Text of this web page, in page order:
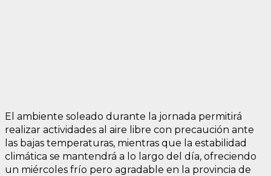
El ambiente soleado durante la jornada permitirá
realizar actividades al aire libre con precaución ante
las bajas temperaturas, mientras que la estabilidad
climática se mantendrá a lo largo del día, ofreciendo
un miércoles frío pero agradable en la provincia de